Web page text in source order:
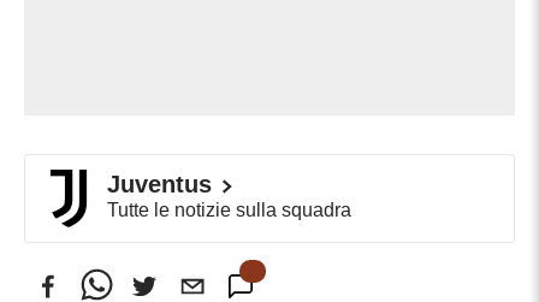
Juventus
Tutte le notizie sulla squadra